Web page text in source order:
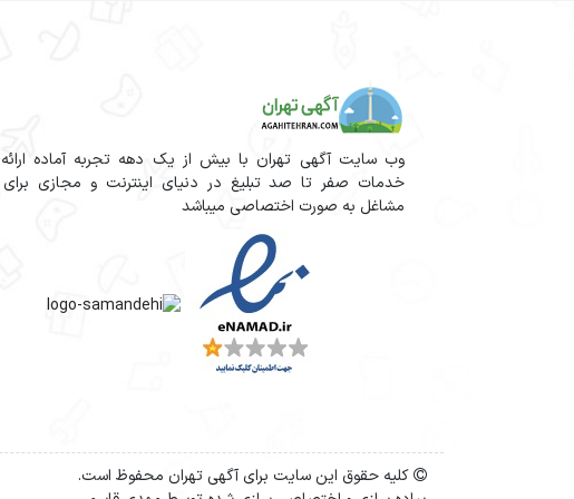
وب سایت آگهی تهران با بیش از یک دهه تجربه آماده ارائه
خدمات صفر تا صد تبلیغ در دنیای اینترنت و مجازی برای
مشاغل به صورت اختصاصی میباشد
کلیه حقوق این سایت برای آگهی تهران محفوظ است.